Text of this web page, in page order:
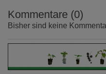
Kommentare (0)
Bisher sind keine